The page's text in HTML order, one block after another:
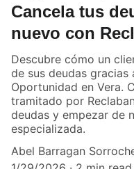
Cancela tus
nuevo con
Descubre cómo un
de sus deudas gracias
Oportunidad en Vera.
tramitado por
deudas y empezar de
especializada.
Abel Barragan